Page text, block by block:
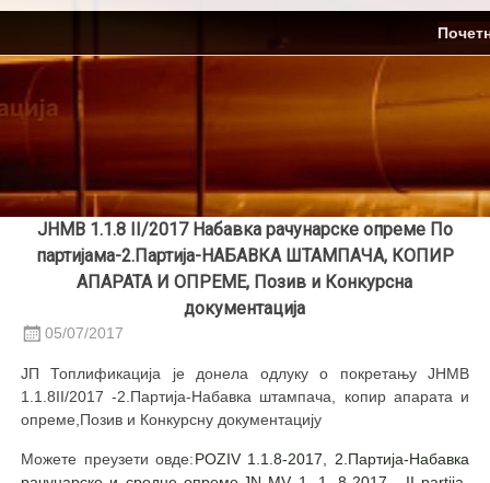
Skip
content
ЈНМВ 1.1.8 II/2017 Набавка рачунарске опреме По
партијама-2.Партија-НАБАВКА ШТАМПАЧА, КОПИР
АПАРАТА И ОПРЕМЕ, Позив и Конкурсна
документација
05/07/2017
ЈП Топлификација је донела одлуку о покретању ЈНМВ
1.1.8II/2017 -2.Партија-Набавка штампача, копир апарата и
опреме,Позив и Конкурсну документацију
Можете преузети овде:POZIV 1.1.8-2017, 2.Партија-Набавка